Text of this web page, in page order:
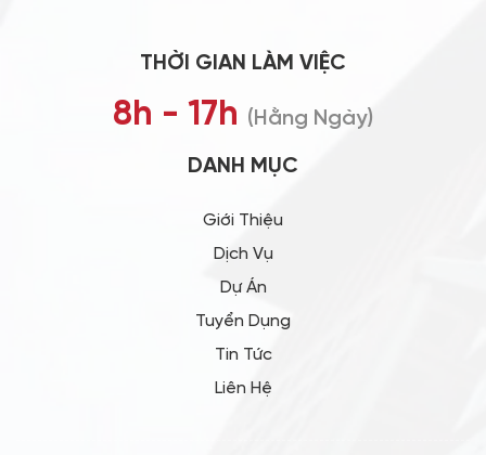
THỜI GIAN LÀM VIỆC
8h - 17h (Hằng Ngày)
DANH MỤC
Giới Thiệu
Dịch Vụ
Dự Án
Tuyển Dụng
Tin Tức
Liên Hệ